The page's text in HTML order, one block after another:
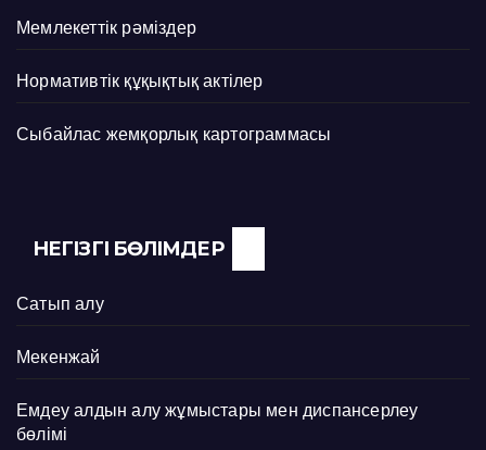
Мемлекеттік рәміздер
Нормативтік құқықтық актілер
Сыбайлас жемқорлық картограммасы
НЕГІЗГІ БӨЛІМДЕР
Сатып алу
Мекенжай
Емдеу алдын алу жұмыстары мен диспансерлеу
бөлімі